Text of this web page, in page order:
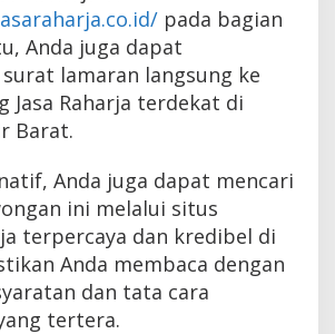
pada bagian
Anda juga dapat
lamaran langsung ke
Jasa Raharja terdekat di
Barat.
Anda juga dapat mencari
ini melalui situs
terpercaya dan kredibel di
Anda membaca dengan
dan tata cara
tertera.